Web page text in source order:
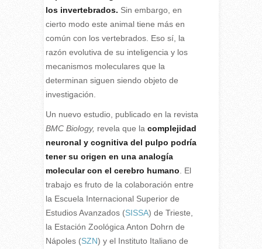
los invertebrados. Sin embargo, en
cierto modo este animal tiene más en
común con los vertebrados. Eso sí, la
razón evolutiva de su inteligencia y los
mecanismos moleculares que la
determinan siguen siendo objeto de
investigación.
Un nuevo estudio, publicado en la revista
BMC Biology, revela que la complejidad
neuronal y cognitiva del pulpo podría
tener su origen en una analogía
molecular con el cerebro humano. El
trabajo es fruto de la colaboración entre
la Escuela Internacional Superior de
Estudios Avanzados (SISSA) de Trieste,
la Estación Zoológica Anton Dohrn de
Nápoles (SZN) y el Instituto Italiano de